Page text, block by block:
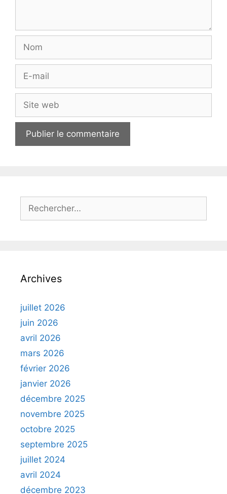
mail
web
Archives
juillet 2026
juin 2026
avril 2026
mars 2026
février 2026
janvier 2026
décembre 2025
novembre 2025
octobre 2025
septembre 2025
juillet 2024
avril 2024
décembre 2023